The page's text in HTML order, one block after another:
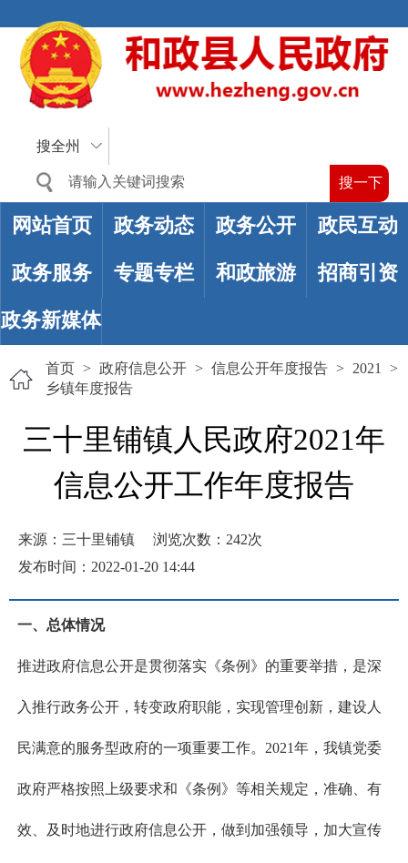
搜全州
网站首页 政务动态 政务公开 政民互动
政务服务 专题专栏 和政旅游 招商引资
政务新媒体
首页 > 政府信息公开 > 信息公开年度报告 > 2021
>
乡镇年度报告
三十里铺镇人民政府2021年
信息公开工作年度报告
来源：三十里铺镇 浏览次数： 242次
发布时间：2022-01-20 14:44
一、总体情况
推进政府信息公开是贯彻落实《条例》的重要举措，是深
入推行政务公开，转变政府职能，实现管理创新，建设人
民满意的服务型政府的一项重要工作。2021年，我镇党委
政府严格按照上级要求和《条例》等相关规定，准确、有
效、及时地进行政府信息公开，做到加强领导，加大宣传